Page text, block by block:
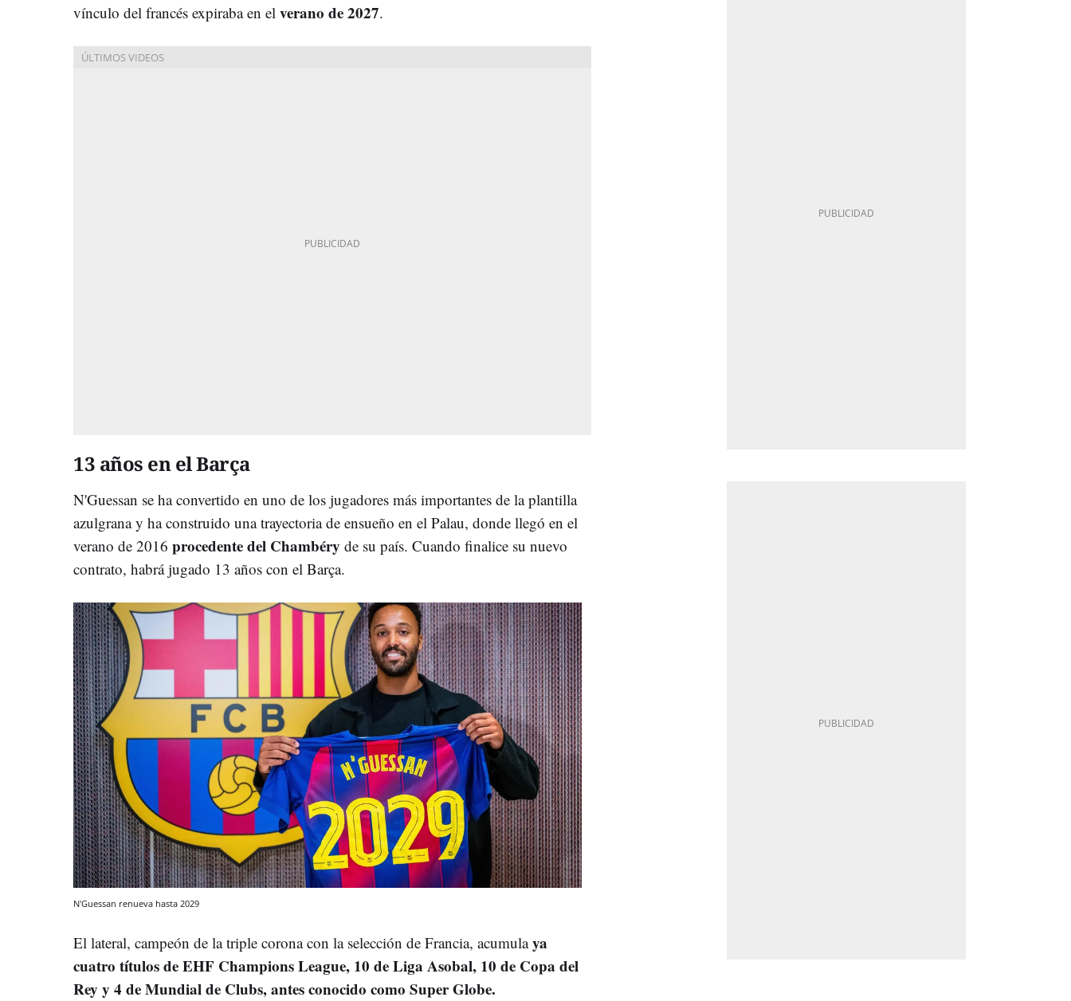
vínculo del francés expiraba en el verano de 2027.
13 años en el Barça
N'Guessan se ha convertido en uno de los jugadores más importantes de la plantilla
azulgrana y ha construido una trayectoria de ensueño en el Palau, donde llegó en el
verano de 2016 procedente del Chambéry de su país. Cuando finalice su nuevo
contrato, habrá jugado 13 años con el Barça.
N'Guessan renueva hasta 2029
El lateral, campeón de la triple corona con la selección de Francia, acumulaya
cuatro títulos de EHF Champions League, 10 de Liga Asobal, 10 de Copa del
Rey y 4 de Mundial de Clubs, antes conocido como Super Globe.